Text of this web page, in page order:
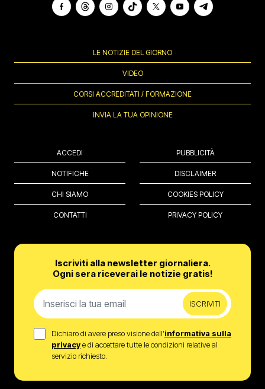
LE NOTIZIE DEL GIORNO
VIDEO
CORSI ACCREDITATI / FORMAZIONE
INVIA LA TUA OPINIONE
ACCEDI
NOTIFICHE
CHI SIAMO
CONTATTI
PUBBLICITÀ
DISCLAIMER
COOKIES POLICY
PRIVACY POLICY
Iscriviti alla newsletter giornaliera.
Ogni sera riceverai le notizie gratis!
ISCRIVITI
Dichiaro di avere preso visione dell’informativa sulla
privacye di accettare tutte le condizioni relative al
servizio richiesto.